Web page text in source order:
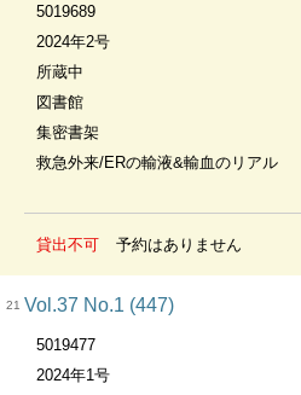
5019689
2024年2号
所蔵中
図書館
集密書架
救急外来/ERの輸液&輸血のリアル
貸出不可 予約はありません
21 Vol.37 No.1 (447)
5019477
2024年1号